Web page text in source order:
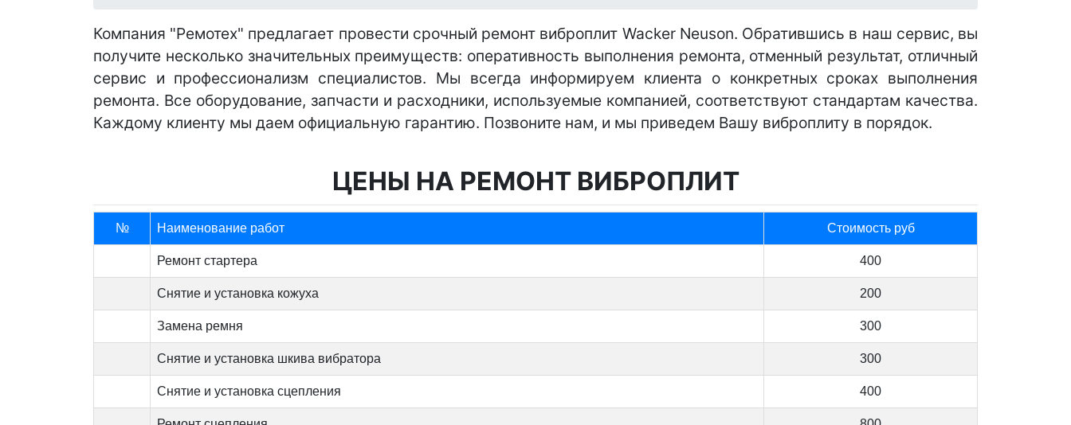
Компания "Ремотех" предлагает провести срочный ремонт виброплит Wacker Neuson. Обратившись в наш сервис, вы
получите несколько значительных преимуществ: оперативность выполнения ремонта, отменный результат, отличный
сервис и профессионализм специалистов. Мы всегда информируем клиента о конкретных сроках выполнения
ремонта. Все оборудование, запчасти и расходники, используемые компанией, соответствуют стандартам качества.
Каждому клиенту мы даем официальную гарантию. Позвоните нам, и мы приведем Вашу виброплиту в порядок.
ЦЕНЫ НА РЕМОНТ ВИБРОПЛИТ
№ Наименование работ Стоимость руб
Ремонт стартера 400
Снятие и установка кожуха 200
Замена ремня 300
Снятие и установка шкива вибратора 300
Снятие и установка сцепления 400